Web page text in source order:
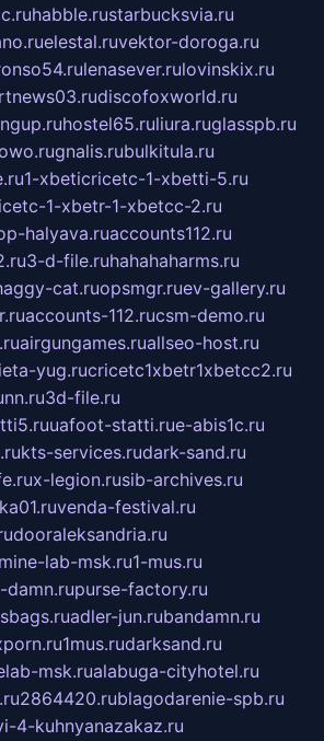
habble.rustarbucksvia.ru
elestal.ruvektor-doroga.ru
lenasever.rulovinskix.ru
discofoxworld.ru
hostel65.ruliura.ruglasspb.ru
gnalis.rubulkitula.ru
1-xbeticricetc-1-xbetti-5.ru
1-xbetr-1-xbetcc-2.ru
halyava.ruaccounts112.ru
3-d-file.ruhahahaharms.ru
cat.ruopsmgr.ruev-gallery.ru
accounts-112.rucsm-demo.ru
airgungames.ruallseo-host.ru
yug.rucricetc1xbetr1xbetcc2.ru
3d-file.ru
uafoot-statti.rue-abis1c.ru
kts-services.rudark-sand.ru
x-legion.rusib-archives.ru
venda-festival.ru
dooraleksandria.ru
mine-lab-msk.ru1-mus.ru
damn.rupurse-factory.ru
adler-jun.rubandamn.ru
1mus.rudarksand.ru
msk.rualabuga-cityhotel.ru
2864420.rublagodarenie-spb.ru
4-kuhnyanazakaz.ru